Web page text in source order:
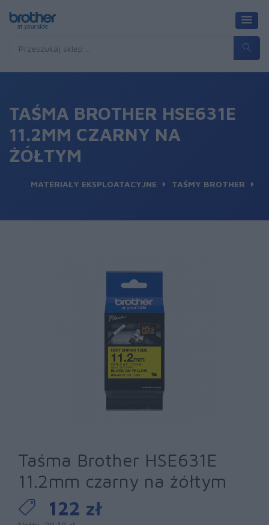
TAŚMA BROTHER HSE631E
11.2MM CZARNY NA
ŻÓŁTYM
MATERIAŁY EKSPLOATACYJNE TAŚMY BROTHER
Taśma Brother HSE631E
11.2mm czarny na żółtym
122 zł